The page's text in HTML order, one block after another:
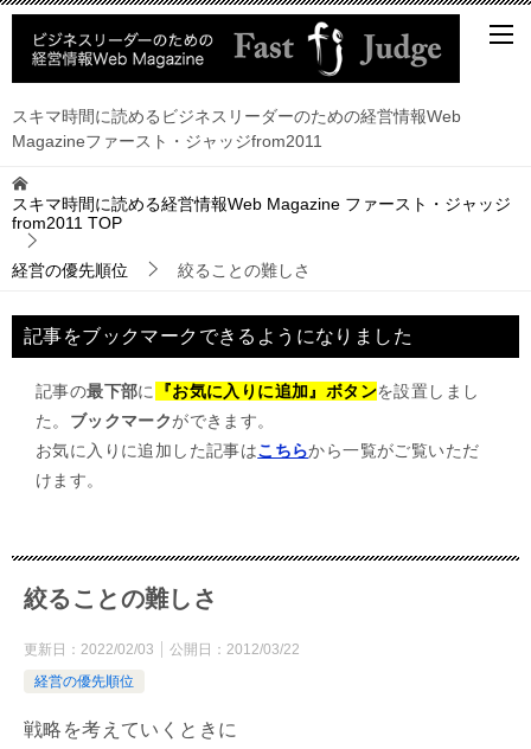
スキマ時間に読めるビジネスリーダーのための経営情報Web
Magazineファースト・ジャッジfrom2011
スキマ時間に読める経営情報Web Magazine ファースト・ジャッジ
from2011 TOP
経営の優先順位 絞ることの難しさ
記事をブックマークできるようになりました
記事の最下部に 『お気に入りに追加』ボタンを設置しまし
た。 ブックマークができます。
お気に入りに追加した記事はこちらから一覧がご覧いただ
けます。
絞ることの難しさ
更新日： 2022/02/03 公開日： 2012/03/22
経営の優先順位
戦略を考えていくときに